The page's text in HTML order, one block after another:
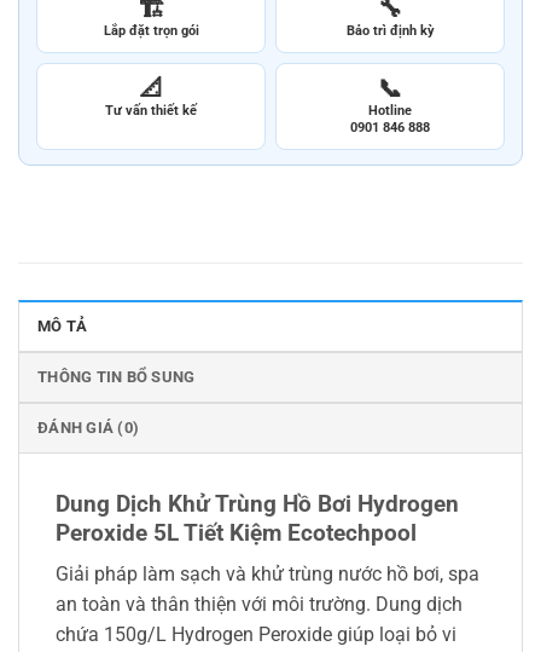
🏗️
Lắp đặt trọn gói
🔧
Bảo trì định kỳ
📐
Tư vấn thiết kế
📞
Hotline
0901 846 888
MÔ TẢ
THÔNG TIN BỔ SUNG
ĐÁNH GIÁ (0)
Dung Dịch Khử Trùng Hồ Bơi Hydrogen
Peroxide 5L Tiết Kiệm Ecotechpool
Giải pháp làm sạch và khử trùng nước hồ bơi, spa
an toàn và thân thiện với môi trường. Dung dịch
chứa 150g/L Hydrogen Peroxide giúp loại bỏ vi